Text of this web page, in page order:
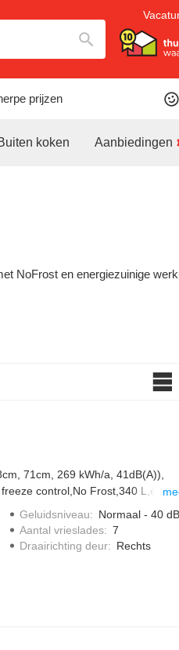
prijzen
koken Aanbiedingen
NoFrost en energiezuinige
71cm, 269 kWh/a, 41dB(A)),
control,No Frost,340
Geluidsniveau: Normaal - 40 dB
Aantal vrieslades: 7
Draairichting deur: Rechts